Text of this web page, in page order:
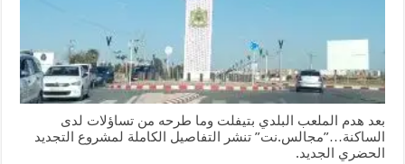
بعد هدم الملعب البلدي بتيفلت وما طرحه من تساؤلات لدى
الساكنة…”مجالس.نت” تنشر التفاصيل الكاملة لمشروع التجديد
الحضري الجديد.